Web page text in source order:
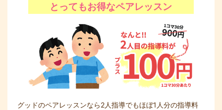
とってもお得なペアレッスン
グッドのペアレッスンなら2人指導でもほぼ1人分の指導料